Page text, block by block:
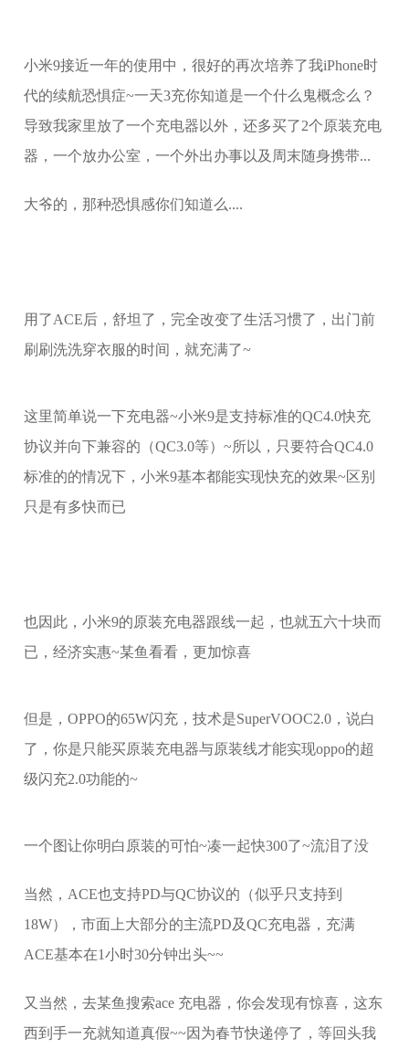
小米9接近一年的使用中，很好的再次培养了我iPhone时
代的续航恐惧症~一天3充你知道是一个什么鬼概念么？
导致我家里放了一个充电器以外，还多买了2个原装充电
器，一个放办公室，一个外出办事以及周末随身携带...
大爷的，那种恐惧感你们知道么....
用了ACE后，舒坦了，完全改变了生活习惯了，出门前
刷刷洗洗穿衣服的时间，就充满了~
这里简单说一下充电器~小米9是支持标准的QC4.0快充
协议并向下兼容的（QC3.0等）~所以，只要符合QC4.0
标准的的情况下，小米9基本都能实现快充的效果~区别
只是有多快而已
也因此，小米9的原装充电器跟线一起，也就五六十块而
已，经济实惠~某鱼看看，更加惊喜
但是，OPPO的65W闪充，技术是SuperVOOC2.0，说白
了，你是只能买原装充电器与原装线才能实现oppo的超
级闪充2.0功能的~
一个图让你明白原装的可怕~凑一起快300了~流泪了没
当然，ACE也支持PD与QC协议的（似乎只支持到
18W），市面上大部分的主流PD及QC充电器，充满
ACE基本在1小时30分钟出头~~
又当然，去某鱼搜索ace 充电器，你会发现有惊喜，这东
西到手一充就知道真假~~因为春节快递停了，等回头我